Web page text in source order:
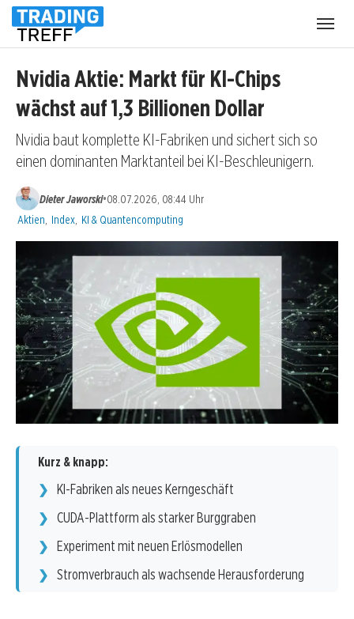
Nvidia Aktie: Markt für KI-Chips
wächst auf 1,3 Billionen Dollar
Nvidia baut komplette KI-Fabriken und sichert sich so
einen dominanten Marktanteil bei KI-Beschleunigern.
Dieter Jaworski•08.07.2026, 08:44 Uhr
Kategorien:
Aktien Index KI & Quantencomputing
Kurz & knapp:
KI-Fabriken als neues Kerngeschäft
CUDA-Plattform als starker Burggraben
Experiment mit neuen Erlösmodellen
Stromverbrauch als wachsende Herausforderung